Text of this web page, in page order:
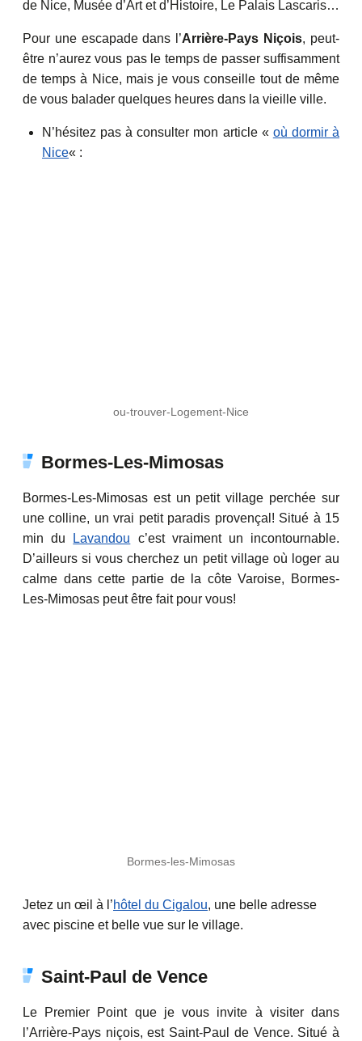
de Nice, Musée d’Art et d’Histoire, Le Palais Lascaris…
Pour une escapade dans l’Arrière-Pays Niçois, peut-
être n’aurez vous pas le temps de passer suffisamment
de temps à Nice, mais je vous conseille tout de même
de vous balader quelques heures dans la vieille ville.
N’hésitez pas à consulter mon article « où dormir à
Nice« :
ou-trouver-Logement-Nice
Bormes-Les-Mimosas
Bormes-Les-Mimosas est un petit village perchée sur
une colline, un vrai petit paradis provençal! Situé à 15
min du
Lavandou c’est vraiment un incontournable.
D’ailleurs si vous cherchez un petit village où loger au
calme dans cette partie de la côte Varoise, Bormes-
Les-Mimosas peut être fait pour vous!
Bormes-les-Mimosas
Jetez un œil à l’hôtel du Cigalou, une belle adresse
avec piscine et belle vue sur le village.
Saint-Paul de Vence
Le Premier Point que je vous invite à visiter dans
l’Arrière-Pays niçois, est Saint-Paul de Vence. Situé à